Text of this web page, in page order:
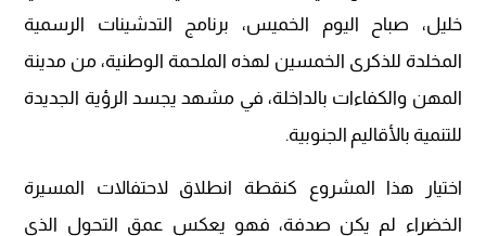
خليل، صباح اليوم الخميس، برنامج التدشينات الرسمية
المخلدة للذكرى الخمسين لهذه الملحمة الوطنية، من مدينة
المهن والكفاءات بالداخلة، في مشهد يجسد الرؤية الجديدة
للتنمية بالأقاليم الجنوبية.
اختيار هذا المشروع كنقطة انطلاق لاحتفالات المسيرة
الخضراء لم يكن صدفة، فهو يعكس عمق التحول الذي